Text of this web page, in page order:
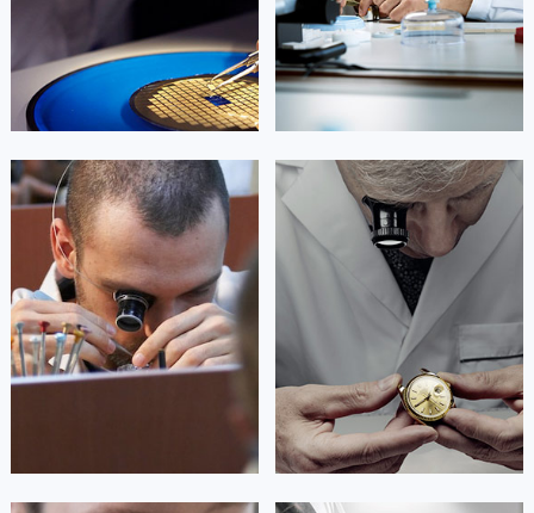
重庆市江北区雷达维修  重庆市万州区雷达维修
杰登·奥斯卡里昂
资深雷达技师
是重庆黔江区雷达售后服务中心
(雷达维修保养中心)
的高级技师之一
Chongqing Rado Maintain center
 重庆黔江区雷达维修
查尔斯·彼得艾伯特
资深雷达技师
是重庆涪陵区雷达售后服务中心
(雷达维修保养中心)
的高级技师之一
Chongqing Rado Maintain center
 重庆涪陵区雷达维修